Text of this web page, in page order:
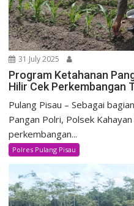
31 July 2025
Program Ketahanan
Hilir Cek Perkembangan
Pulang Pisau – Sebagai
Pangan Polri, Polsek
perkembangan...
Polres Pulang Pisau